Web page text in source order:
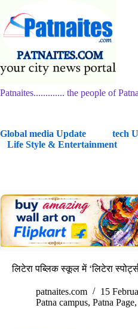
content
Patnaites............. the people of Patna
Global media Update
tech
Life Style & Entertainment
लिटेरा पब्लिक स्कूल में ‘लिटेरा
patnaites.com
15
Patna campus, Patna Page,